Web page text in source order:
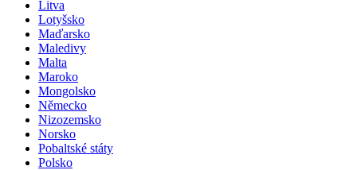
Kypr
Litva
Lotyšsko
Maďarsko
Maledivy
Malta
Maroko
Mongolsko
Německo
Nizozemsko
Norsko
Pobaltské státy